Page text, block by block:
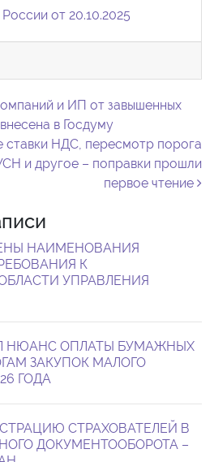
от 20.10.2025
записями ИП от завышенных
в Госдуму
ставки НДС, пересмотр порога
и другое – поправки прошли
первое чтение
НАИМЕНОВАНИЯ
К
УПРАВЛЕНИЯ
НЮАНС ОПЛАТЫ БУМАЖНЫХ
ЗАКУПОК МАЛОГО
ГОДА
СТРАХОВАТЕЛЕЙ В
ДОКУМЕНТООБОРОТА –